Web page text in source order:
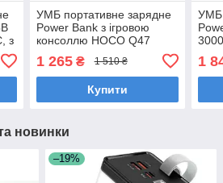
з
УМБ портативне зарядне
Power Bank з ігровою
консоллю HOCO Q47
10000 mAh, Type-C, QC,
чорне
1 265₴ 1 510 ₴
Купити
УМБ
1
новинки
–19%